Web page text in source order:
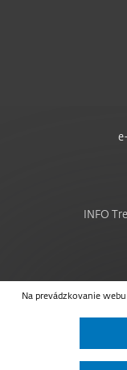
Na prevádzkovanie
INFO